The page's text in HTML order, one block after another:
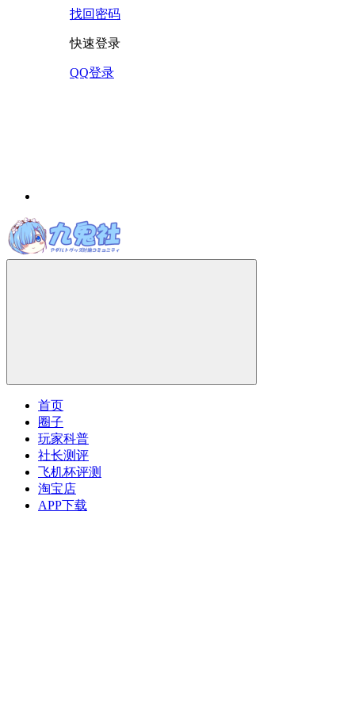
找回密码
快速登录
QQ登录
首页
圈子
玩家科普
社长测评
飞机杯评测
淘宝店
APP下载